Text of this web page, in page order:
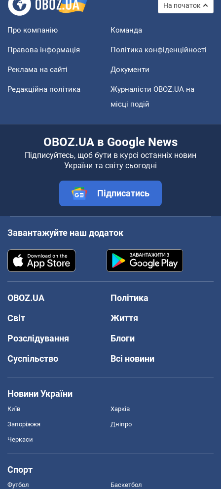
На початок
Про компанію Команда
Правова інформація Політика конфіденційності
Реклама на сайті Документи
Редакційна політика
Журналісти OBOZ.UA на
місці подій
OBOZ.UA в Google News
Підписуйтесь, щоб бути в курсі останніх новин
України та світу сьогодні
Підписатись
Завантажуйте наш додаток
OBOZ.UA
Політика
Світ
Життя
Розслідування
Блоги
Суспільство
Всі новини
Новини України
Київ Харків
Запоріжжя Дніпро
Черкаси
Спорт
Футбол Баскетбол